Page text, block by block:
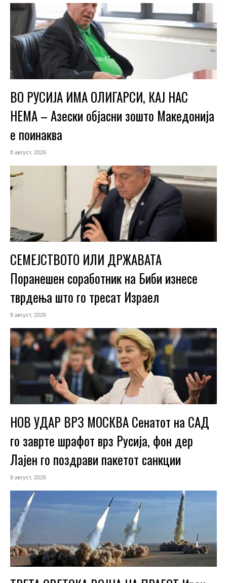
ВО РУСИЈА ИМА ОЛИГАРСИ, КАЈ НАС
НЕМА – Азески објасни зошто Македонија
е поинаква
8 август, 2026
СЕМЕЈСТВОТО ИЛИ ДРЖАВАТА
Поранешен соработник на Биби изнесе
тврдења што го тресат Израел
8 август, 2026
НОВ УДАР ВРЗ МОСКВА Сенатот на САД
го заврте шрафот врз Русија, фон дер
Лајен го поздрави пакетот санкции
8 август, 2026